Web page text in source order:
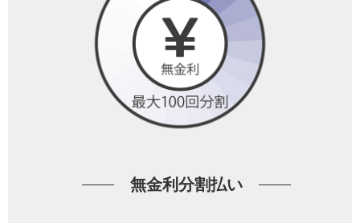
無金利分割払い